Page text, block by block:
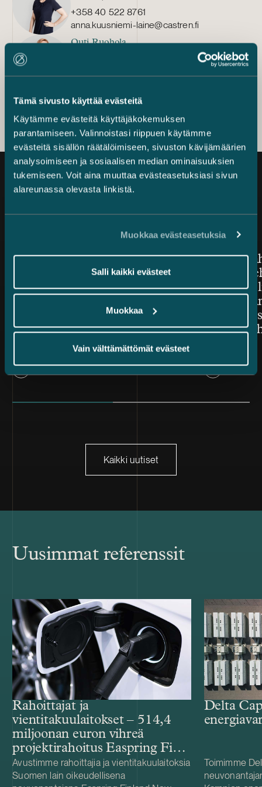
Tämä sivusto käyttää evästeitä
Käytämme evästeitä käyttäjäkokemuksen
parantamiseen. Valinnoistasi riippuen käytämme
evästeitä sisällön räätälöimiseen, sivuston kävijämäärien
analysoimiseen ja sosiaalisen median ominaisuuksien
tukemiseen. Voit aina muuttaa evästeasetuksiasi sivun
alareunassa olevasta linkistä.
Muokkaa evästeasetuksia
Salli kaikki evästeet
Muokkaa
Vain välttämättömät evästeet
+358 40 522 8761
anna.kuusniemi-laine@castren.fi
Outi Ruohola
Ajankohtaista
Castrén & Snellman ehdolla
vuoden suomalaiseksi
asianajotoimistoksi Benchmark
2026 -kilpailussa
Jarno
lisäarvon
mukana
Kaikki uutiset
Uusimmat referenssit
Rahoittajat ja
vientitakuulaitokset – 514,4
miljoonan euron vihreä
projektirahoitus Easpring Finland
New Materialsin CAM-
tehtaalle
Avustimme rahoittajia ja vientitakuulaitoksia
Suomen lain oikeudellisena
Delta
Toimimme